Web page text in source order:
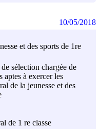
et des sports de 1re
sélection chargée de
aptes à exercer les
de la jeunesse et des
de 1 re classe
10/05/2018